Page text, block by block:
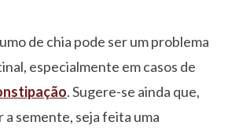
de chia pode ser um problema
especialmente em casos de
. Sugere-se ainda que,
semente, seja feita uma